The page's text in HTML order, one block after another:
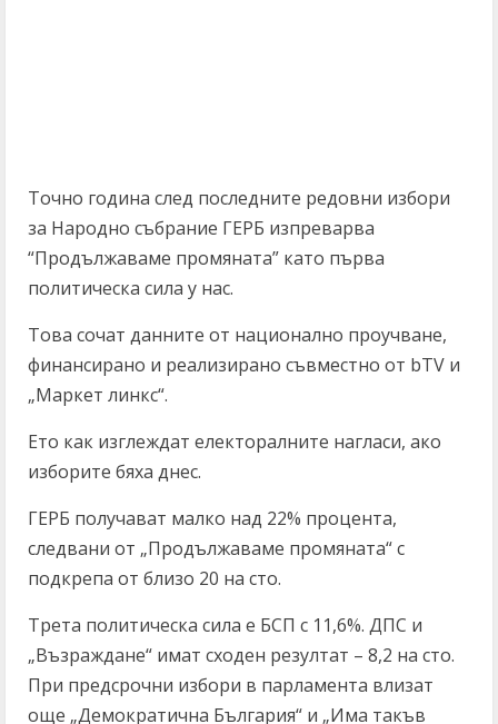
Точно година след последните редовни избори
за Народно събрание ГЕРБ изпреварва
“Продължаваме промяната” като първа
политическа сила у нас.
Това сочат данните от национално проучване,
финансирано и реализирано съвместно от bTV и
„Маркет линкс“.
Ето как изглеждат електоралните нагласи, ако
изборите бяха днес.
ГЕРБ получават малко над 22% процента,
следвани от „Продължаваме промяната“ с
подкрепа от близо 20 на сто.
Трета политическа сила е БСП с 11,6%. ДПС и
„Възраждане“ имат сходен резултат – 8,2 на сто.
При предсрочни избори в парламента влизат
още „Демократична България“ и „Има такъв